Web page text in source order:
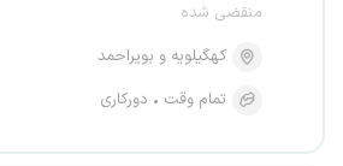
منقضی شده
کهگیلویه و بویراحمد
تمام وقت
دورکاری